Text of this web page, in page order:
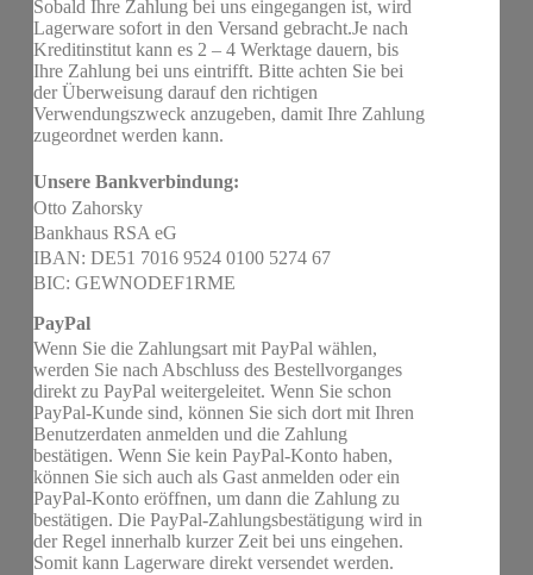
Sobald Ihre Zahlung bei uns eingegangen ist, wird
Lagerware sofort in den Versand gebracht.Je nach
Kreditinstitut kann es 2 – 4 Werktage dauern, bis
Ihre Zahlung bei uns eintrifft. Bitte achten Sie bei
der Überweisung darauf den richtigen
Verwendungszweck anzugeben, damit Ihre Zahlung
zugeordnet werden kann.
Unsere Bankverbindung:
Otto Zahorsky
Bankhaus RSA eG
IBAN: DE51 7016 9524 0100 5274 67
BIC: GEWNODEF1RME
PayPal
Wenn Sie die Zahlungsart mit PayPal wählen,
werden Sie nach Abschluss des Bestellvorganges
direkt zu PayPal weitergeleitet. Wenn Sie schon
PayPal-Kunde sind, können Sie sich dort mit Ihren
Benutzerdaten anmelden und die Zahlung
bestätigen. Wenn Sie kein PayPal-Konto haben,
können Sie sich auch als Gast anmelden oder ein
PayPal-Konto eröffnen, um dann die Zahlung zu
bestätigen. Die PayPal-Zahlungsbestätigung wird in
der Regel innerhalb kurzer Zeit bei uns eingehen.
Somit kann Lagerware direkt versendet werden.